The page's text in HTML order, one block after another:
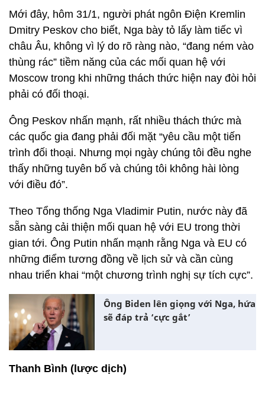
Mới đây, hôm 31/1, người phát ngôn Điện Kremlin
Dmitry Peskov cho biết, Nga bày tỏ lấy làm tiếc vì
châu Âu, không vì lý do rõ ràng nào, “đang ném vào
thùng rác” tiềm năng của các mối quan hệ với
Moscow trong khi những thách thức hiện nay đòi hỏi
phải có đối thoại.
Ông Peskov nhấn mạnh, rất nhiều thách thức mà
các quốc gia đang phải đối mặt “yêu cầu một tiến
trình đối thoại. Nhưng mọi ngày chúng tôi đều nghe
thấy những tuyên bố và chúng tôi không hài lòng
với điều đó”.
Theo Tổng thống Nga Vladimir Putin, nước này đã
sẵn sàng cải thiện mối quan hệ với EU trong thời
gian tới. Ông Putin nhấn mạnh rằng Nga và EU có
những điểm tương đồng về lịch sử và cần cùng
nhau triển khai “một chương trình nghị sự tích cực”.
Ông Biden lên giọng với Nga, hứa
sẽ đáp trả ‘cực gắt’
Thanh Bình (lược dịch)